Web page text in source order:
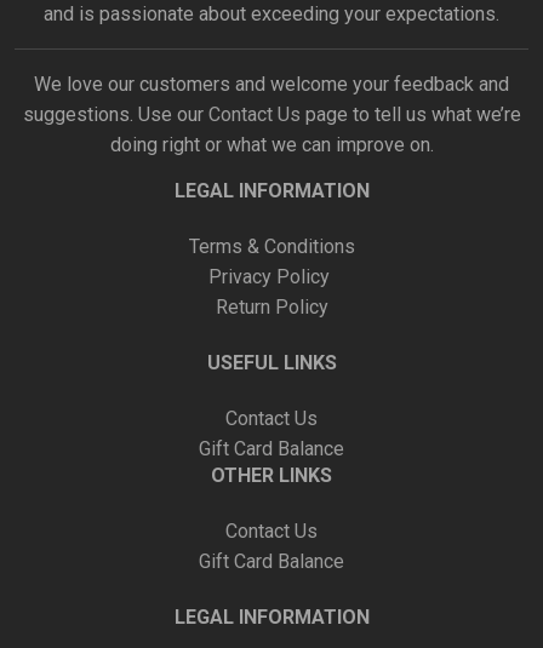
and is passionate about exceeding your expectations.
We love our customers and welcome your feedback and
suggestions. Use our Contact Us page to tell us what we’re
doing right or what we can improve on.
LEGAL INFORMATION
Terms & Conditions
Privacy Policy
Return Policy
USEFUL LINKS
Contact Us
Gift Card Balance
OTHER LINKS
Contact Us
Gift Card Balance
LEGAL INFORMATION